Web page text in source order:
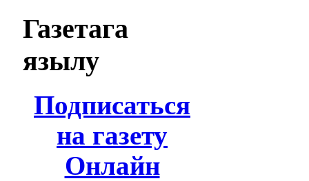
Газетага
язылу
Подписаться
на газету
Онлайн